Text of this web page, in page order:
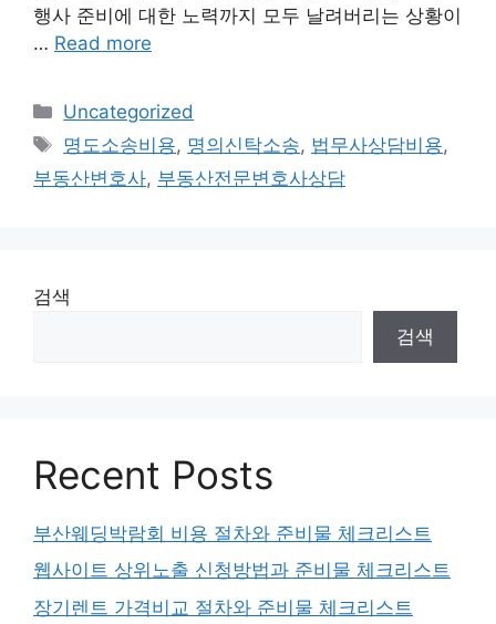
행사 준비에 대한 노력까지 모두 날려버리는 상황이
… Read more
Categories
Uncategorized
Tags
명도소송비용, 명의신탁소송, 법무사상담비용,
부동산변호사, 부동산전문변호사상담
검색
검색
Recent Posts
부산웨딩박람회 비용 절차와 준비물 체크리스트
웹사이트 상위노출 신청방법과 준비물 체크리스트
장기렌트 가격비교 절차와 준비물 체크리스트